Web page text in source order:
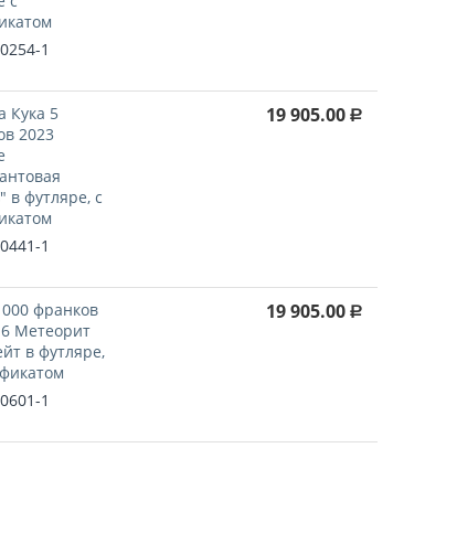
1
Кука 5
2023
в футляре, с
1
19 905.00 Р
франков
Метеорит
в футляре,
1
19 905.00 Р